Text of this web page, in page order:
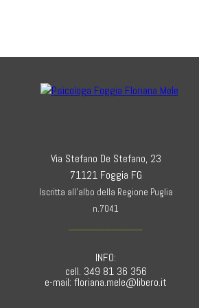
Via Stefano De Stefano, 23
71121 Foggia FG
Iscritta all’albo della Regione Puglia
n.7041
INFO:
cell. 349 81 36 356
e-mail: floriana.mele@libero.it